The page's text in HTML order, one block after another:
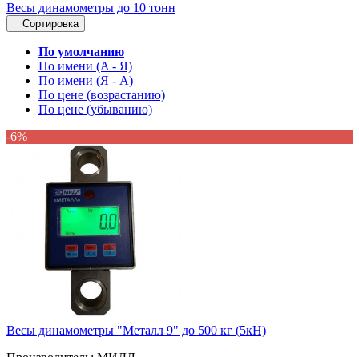
Весы динамометры до 10 тонн
Сортировка
По умолчанию
По имени (A - Я)
По имени (Я - A)
По цене (возрастанию)
По цене (убыванию)
-6%
Весы динамометры "Металл 9" до 500 кг (5кН)